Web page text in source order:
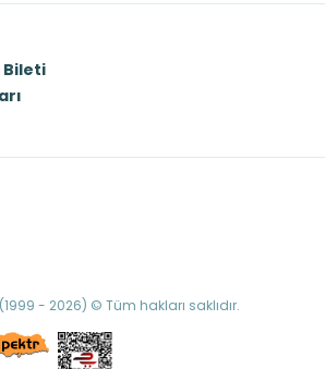
Bileti
- 2026) © Tüm hakları saklıdır.